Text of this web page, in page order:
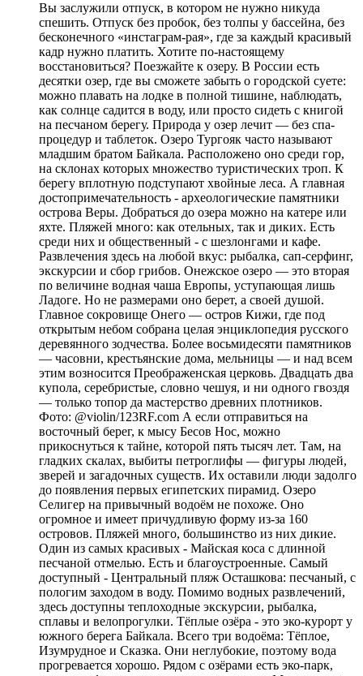
Вы заслужили отпуск, в котором не нужно никуда
спешить. Отпуск без пробок, без толпы у бассейна, без
бесконечного «инстаграм-рая», где за каждый красивый
кадр нужно платить. Хотите по-настоящему
восстановиться? Поезжайте к озеру. В России есть
десятки озер, где вы сможете забыть о городской суете:
можно плавать на лодке в полной тишине, наблюдать,
как солнце садится в воду, или просто сидеть с книгой
на песчаном берегу. Природа у озер лечит — без спа-
процедур и таблеток. Озеро Тургояк часто называют
младшим братом Байкала. Расположено оно среди гор,
на склонах которых множество туристических троп. К
берегу вплотную подступают хвойные леса. А главная
достопримечательность - археологические памятники
острова Веры. Добраться до озера можно на катере или
яхте. Пляжей много: как отельных, так и диких. Есть
среди них и общественный - с шезлонгами и кафе.
Развлечения здесь на любой вкус: рыбалка, сап-серфинг,
экскурсии и сбор грибов. Онежское озеро — это вторая
по величине водная чаша Европы, уступающая лишь
Ладоге. Но не размерами оно берет, а своей душой.
Главное сокровище Онего — остров Кижи, где под
открытым небом собрана целая энциклопедия русского
деревянного зодчества. Более восьмидесяти памятников
— часовни, крестьянские дома, мельницы — и над всем
этим возносится Преображенская церковь. Двадцать два
купола, серебристые, словно чешуя, и ни одного гвоздя
— только топор да мастерство древних плотников.
Фото: @violin/123RF.com А если отправиться на
восточный берег, к мысу Бесов Нос, можно
прикоснуться к тайне, которой пять тысяч лет. Там, на
гладких скалах, выбиты петроглифы — фигуры людей,
зверей и загадочных существ. Их оставили люди задолго
до появления первых египетских пирамид. Озеро
Селигер на привычный водоём не похоже. Оно
огромное и имеет причудливую форму из-за 160
островов. Пляжей много, большинство из них дикие.
Один из самых красивых - Майская коса с длинной
песчаной отмелью. Есть и благоустроенные. Самый
доступный - Центральный пляж Осташкова: песчаный, с
пологим заходом в воду. Помимо водных развлечений,
здесь доступны теплоходные экскурсии, рыбалка,
сплавы и велопрогулки. Тёплые озёра - это эко-курорт у
южного берега Байкала. Всего три водоёма: Тёплое,
Изумрудное и Сказка. Они неглубокие, поэтому вода
прогревается хорошо. Рядом с озёрами есть эко-парк,